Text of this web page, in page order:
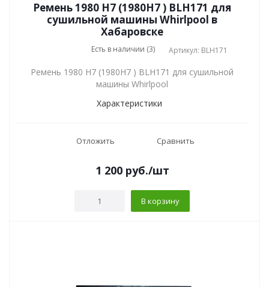
Ремень 1980 H7 (1980H7 ) BLH171 для
сушильной машины Whirlpool в
Хабаровске
Есть в наличии (3) Артикул: BLH171
Ремень 1980 H7 (1980H7 ) BLH171 для сушильной
машины Whirlpool
Характеристики
Отложить Сравнить
1 200 руб./шт
В корзину